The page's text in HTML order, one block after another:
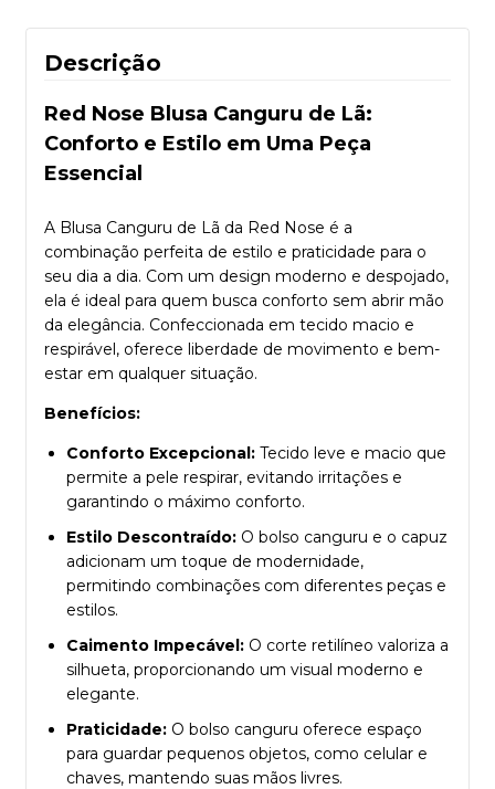
Descrição
Red Nose Blusa Canguru de Lã:
Conforto e Estilo em Uma Peça
Essencial
A Blusa Canguru de Lã da Red Nose é a
combinação perfeita de estilo e praticidade para o
seu dia a dia. Com um design moderno e despojado,
ela é ideal para quem busca conforto sem abrir mão
da elegância. Confeccionada em tecido macio e
respirável, oferece liberdade de movimento e bem-
estar em qualquer situação.
Benefícios:
Conforto Excepcional: Tecido leve e macio que
permite a pele respirar, evitando irritações e
garantindo o máximo conforto.
Estilo Descontraído: O bolso canguru e o capuz
adicionam um toque de modernidade,
permitindo combinações com diferentes peças e
estilos.
Caimento Impecável: O corte retilíneo valoriza a
silhueta, proporcionando um visual moderno e
elegante.
Praticidade: O bolso canguru oferece espaço
para guardar pequenos objetos, como celular e
chaves, mantendo suas mãos livres.